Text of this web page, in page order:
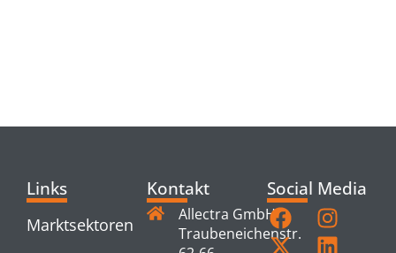
Links
Marktsektoren
Kontakt
Allectra GmbH
Traubeneichenstr.
Social Media